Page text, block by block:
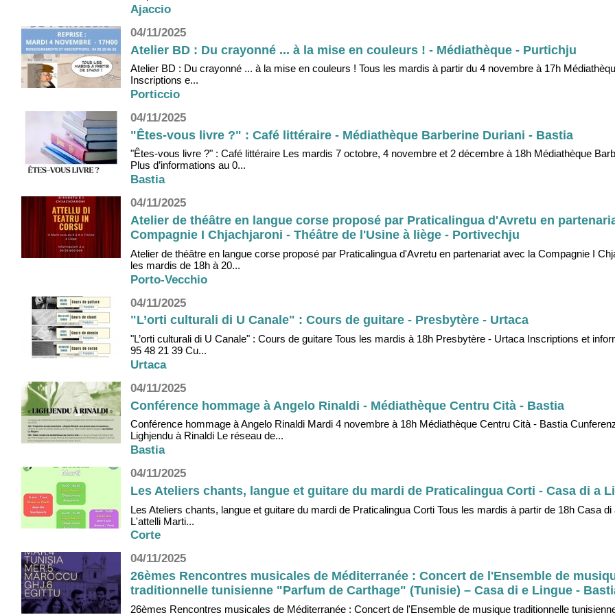
Ajaccio
04/11/2025
Atelier BD : Du crayonné ... à la mise en couleurs ! - Médiathèque - Purtichju
Atelier BD : Du crayonné ... à la mise en couleurs ! Tous les mardis à partir du 4 novembre à 17h
Inscriptions e...
Porticcio
04/11/2025
"Êtes-vous livre ?" : Café littéraire - Médiathèque Barberine Duriani - Bastia
"Êtes-vous livre ?" : Café littéraire Les mardis 7 octobre, 4 novembre et 2 décembre à 18h Médiathèque
Plus d’informations au 0...
Bastia
04/11/2025
Atelier de théâtre en langue corse proposé par Praticalingua d'Avretu en
Compagnie I Chjachjaroni - Théâtre de l'Usine à liège - Portivechju
Atelier de théâtre en langue corse proposé par Praticalingua d'Avretu en partenariat avec la Compagnie I
les mardis de 18h à 20...
Porto-Vecchio
04/11/2025
"L’orti culturali di U Canale" : Cours de guitare - Presbytère - Urtaca
"L’orti culturali di U Canale" : Cours de guitare Tous les mardis à 18h Presbytère - Urtaca Inscriptions et
95 48 21 39 Cu...
Urtaca
04/11/2025
Conférence hommage à Angelo Rinaldi - Médiathèque Centru Cità - Bastia
Conférence hommage à Angelo Rinaldi Mardi 4 novembre à 18h Médiathèque Centru Cità - Bastia
Lighjendu à Rinaldi Le réseau de...
Bastia
04/11/2025
Les Ateliers chants, langue et guitare du mardi de Praticalingua Corti - Casa di a
Les Ateliers chants, langue et guitare du mardi de Praticalingua Corti Tous les mardis à partir de 18h Casa di
L'attelli Marti...
Corte
04/11/2025
26èmes Rencontres musicales de Méditerranée : Concert de l'Ensemble de
traditionnelle tunisienne "Parfum de Carthage" (Tunisie) – Casa di e Lingue -
26èmes Rencontres musicales de Méditerranée : Concert de l'Ensemble de musique traditionnelle